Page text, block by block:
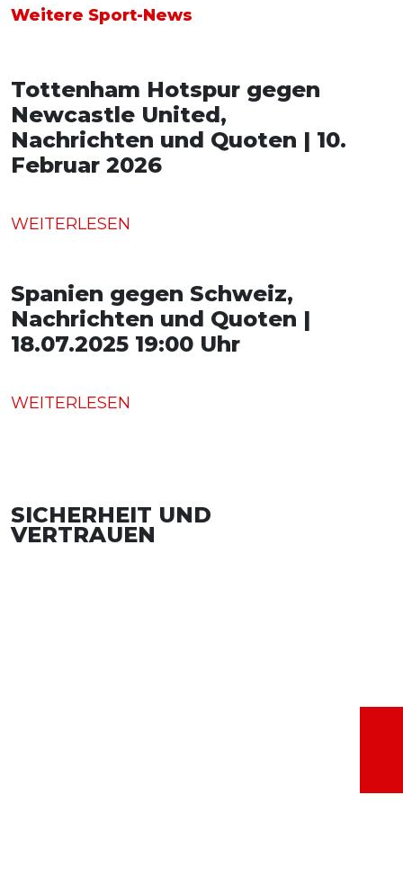
Weitere Sport-News
Tottenham Hotspur gegen
Newcastle United,
Nachrichten und Quoten | 10.
Februar 2026
WEITERLESEN
Spanien gegen Schweiz,
Nachrichten und Quoten |
18.07.2025 19:00 Uhr
WEITERLESEN
SICHERHEIT UND
VERTRAUEN